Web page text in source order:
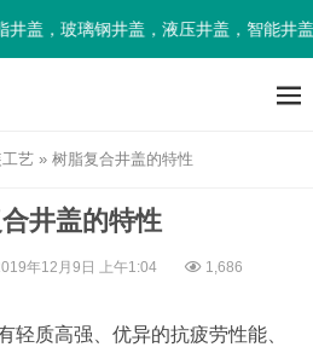
盖，玻璃钢井盖，液压井盖，智能井
艺 » 树脂复合井盖的特性
井盖的特性
年12月9日 上午1:04 1,686
轻质高强、优异的抗疲劳性能、